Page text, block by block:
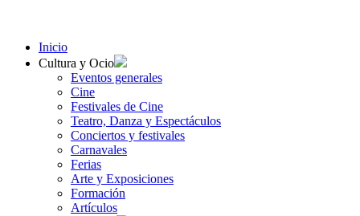
Inicio
Cultura y Ocio
Eventos generales
Cine
Festivales de Cine
Teatro, Danza y Espectáculos
Conciertos y festivales
Carnavales
Ferias
Arte y Exposiciones
Formación
Artículos